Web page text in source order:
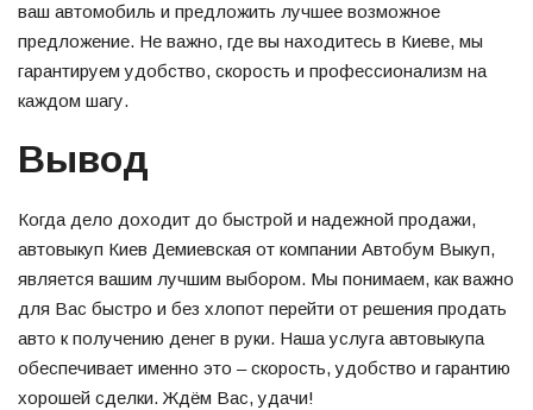
ваш автомобиль и предложить лучшее возможное
предложение. Не важно, где вы находитесь в Киеве, мы
гарантируем удобство, скорость и профессионализм на
каждом шагу.
Вывод
Когда дело доходит до быстрой и надежной продажи,
автовыкуп Киев Демиевская от компании Автобум Выкуп,
является вашим лучшим выбором. Мы понимаем, как важно
для Вас быстро и без хлопот перейти от решения продать
авто к получению денег в руки. Наша услуга автовыкупа
обеспечивает именно это – скорость, удобство и гарантию
хорошей сделки. Ждём Вас, удачи!